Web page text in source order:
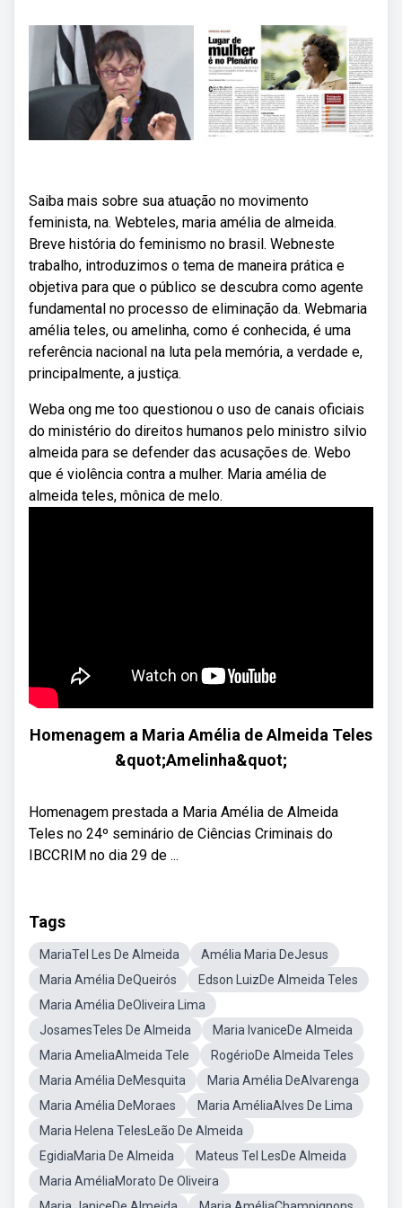
Saiba mais sobre sua atuação no movimento
feminista, na. Webteles, maria amélia de almeida.
Breve história do feminismo no brasil. Webneste
trabalho, introduzimos o tema de maneira prática e
objetiva para que o público se descubra como agente
fundamental no processo de eliminação da. Webmaria
amélia teles, ou amelinha, como é conhecida, é uma
referência nacional na luta pela memória, a verdade e,
principalmente, a justiça.
Weba ong me too questionou o uso de canais oficiais
do ministério do direitos humanos pelo ministro silvio
almeida para se defender das acusações de. Webo
que é violência contra a mulher. Maria amélia de
almeida teles, mônica de melo.
Homenagem a Maria Amélia de Almeida Teles
&quot;Amelinha&quot;
Homenagem prestada a Maria Amélia de Almeida
Teles no 24º seminário de Ciências Criminais do
IBCCRIM no dia 29 de ...
Tags
MariaTel Les De Almeida
Amélia Maria DeJesus
Maria Amélia DeQueirós
Edson LuizDe Almeida Teles
Maria Amélia DeOliveira Lima
JosamesTeles De Almeida
Maria IvaniceDe Almeida
Maria AmeliaAlmeida Tele
RogérioDe Almeida Teles
Maria Amélia DeMesquita
Maria Amélia DeAlvarenga
Maria Amélia DeMoraes
Maria AméliaAlves De Lima
Maria Helena TelesLeão De Almeida
EgidiaMaria De Almeida
Mateus Tel LesDe Almeida
Maria AméliaMorato De Oliveira